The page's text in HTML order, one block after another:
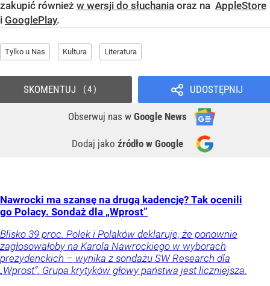
zakupić również w wersji do słuchania oraz na AppleStore
i GooglePlay.
Tylko u Nas Kultura Literatura
UDOSTĘPNIJ
Obserwuj nas w Google News
Dodaj jako źródło w Google
SKOMENTUJ 4
Nawrocki ma szansę na drugą kadencję? Tak ocenili
go Polacy. Sondaż dla „Wprost”
Blisko 39 proc. Polek i Polaków deklaruje, że ponownie
zagłosowałoby na Karola Nawrockiego w wyborach
prezydenckich – wynika z sondażu SW Research dla
„Wprost”. Grupa krytyków głowy państwa jest liczniejsza.